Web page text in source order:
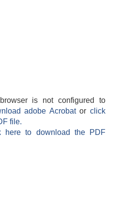
is not configured to
adobe Acrobatorclick
file.
here to download the PDF